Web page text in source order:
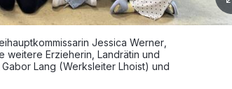
Jessica Werner,
Erzieherin, Landrätin und
Lang (Werksleiter Lhoist) und